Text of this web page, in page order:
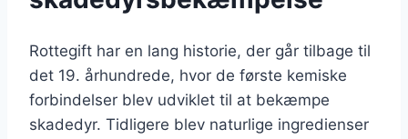
Rottegift har en lang historie, der går tilbage til
det 19. århundrede, hvor de første kemiske
forbindelser blev udviklet til at bekæmpe
skadedyr. Tidligere blev naturlige ingredienser